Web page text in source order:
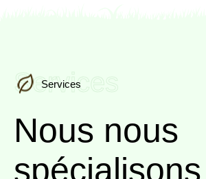
Services
Services
Nous nous
spécialisons